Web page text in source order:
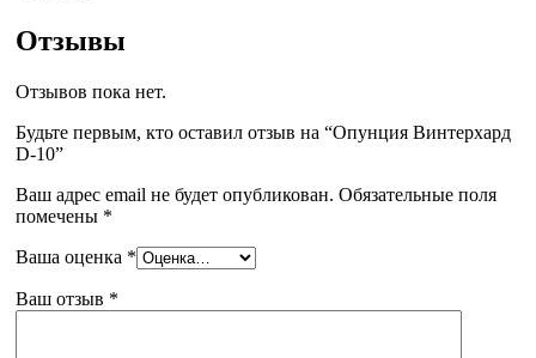
Отзывы
Отзывов пока нет.
Будьте первым, кто оставил отзыв на “Опунция Винтерхард
D-10”
Ваш адрес email не будет опубликован. Обязательные поля
помечены *
Ваша оценка *
Ваш отзыв *